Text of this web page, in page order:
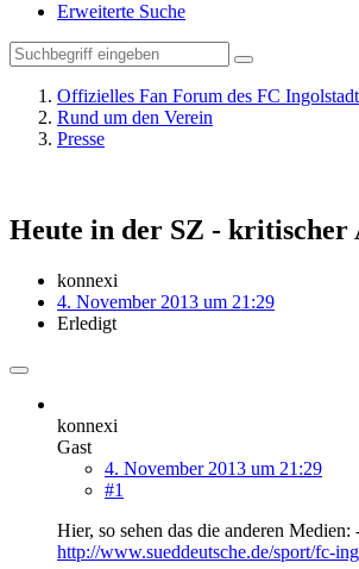
Erweiterte Suche
Offizielles Fan Forum des FC
Rund um den Verein
Presse
Heute in der SZ -
konnexi
4. November 2013 um 21:29
Erledigt
konnexi
Gast
4. November 2013 um 21:29
#1
Hier, so sehen das die anderen
http://www.sueddeutsche.de/sport/fc-